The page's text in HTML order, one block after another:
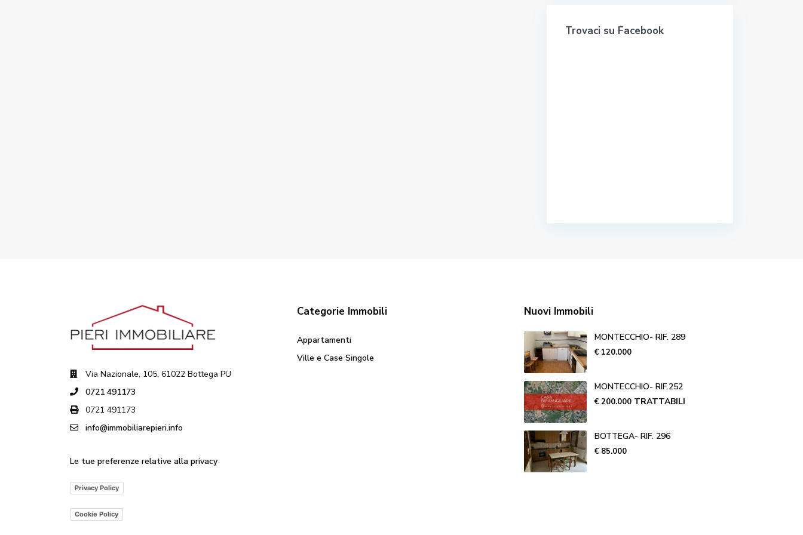
Trovaci su Facebook
Via Nazionale, 105, 61022 Bottega PU
0721 491173
0721 491173
info@immobiliarepieri.info
Le tue preferenze relative alla privacy
Privacy Policy
Cookie Policy
Categorie Immobili
Appartamenti
Ville e Case Singole
Nuovi Immobili
MONTECCHIO- RIF. 289
€ 120.000
MONTECCHIO- RIF.252
€ 200.000 TRATTABILI
BOTTEGA- RIF. 296
€ 85.000